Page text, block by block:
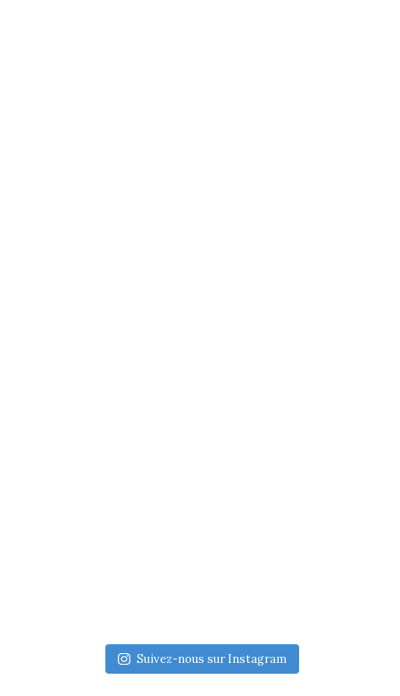
Suivez-nous sur Instagram